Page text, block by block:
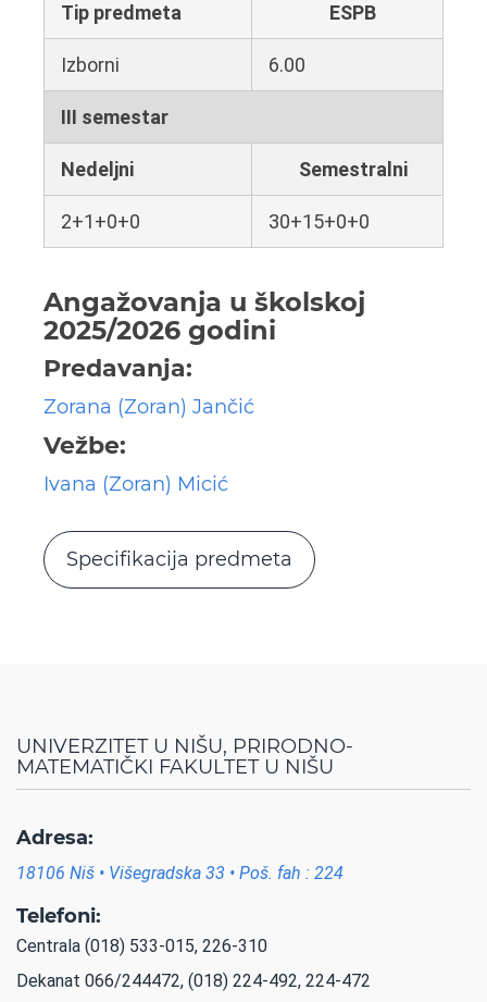
Tip predmeta ESPB
Izborni 6.00
III semestar
Nedeljni Semestralni
2+1+0+0 30+15+0+0
Angažovanja u školskoj
2025/2026 godini
Predavanja:
Zorana (Zoran) Jančić
Vežbe:
Ivana (Zoran) Micić
Specifikacija predmeta
UNIVERZITET U NIŠU, PRIRODNO-
MATEMATIČKI FAKULTET U NIŠU
Adresa:
18106 Niš • Višegradska 33 • Poš. fah : 224
Telefoni:
Centrala (018) 533-015, 226-310
Dekanat 066/244472, (018) 224-492, 224-472